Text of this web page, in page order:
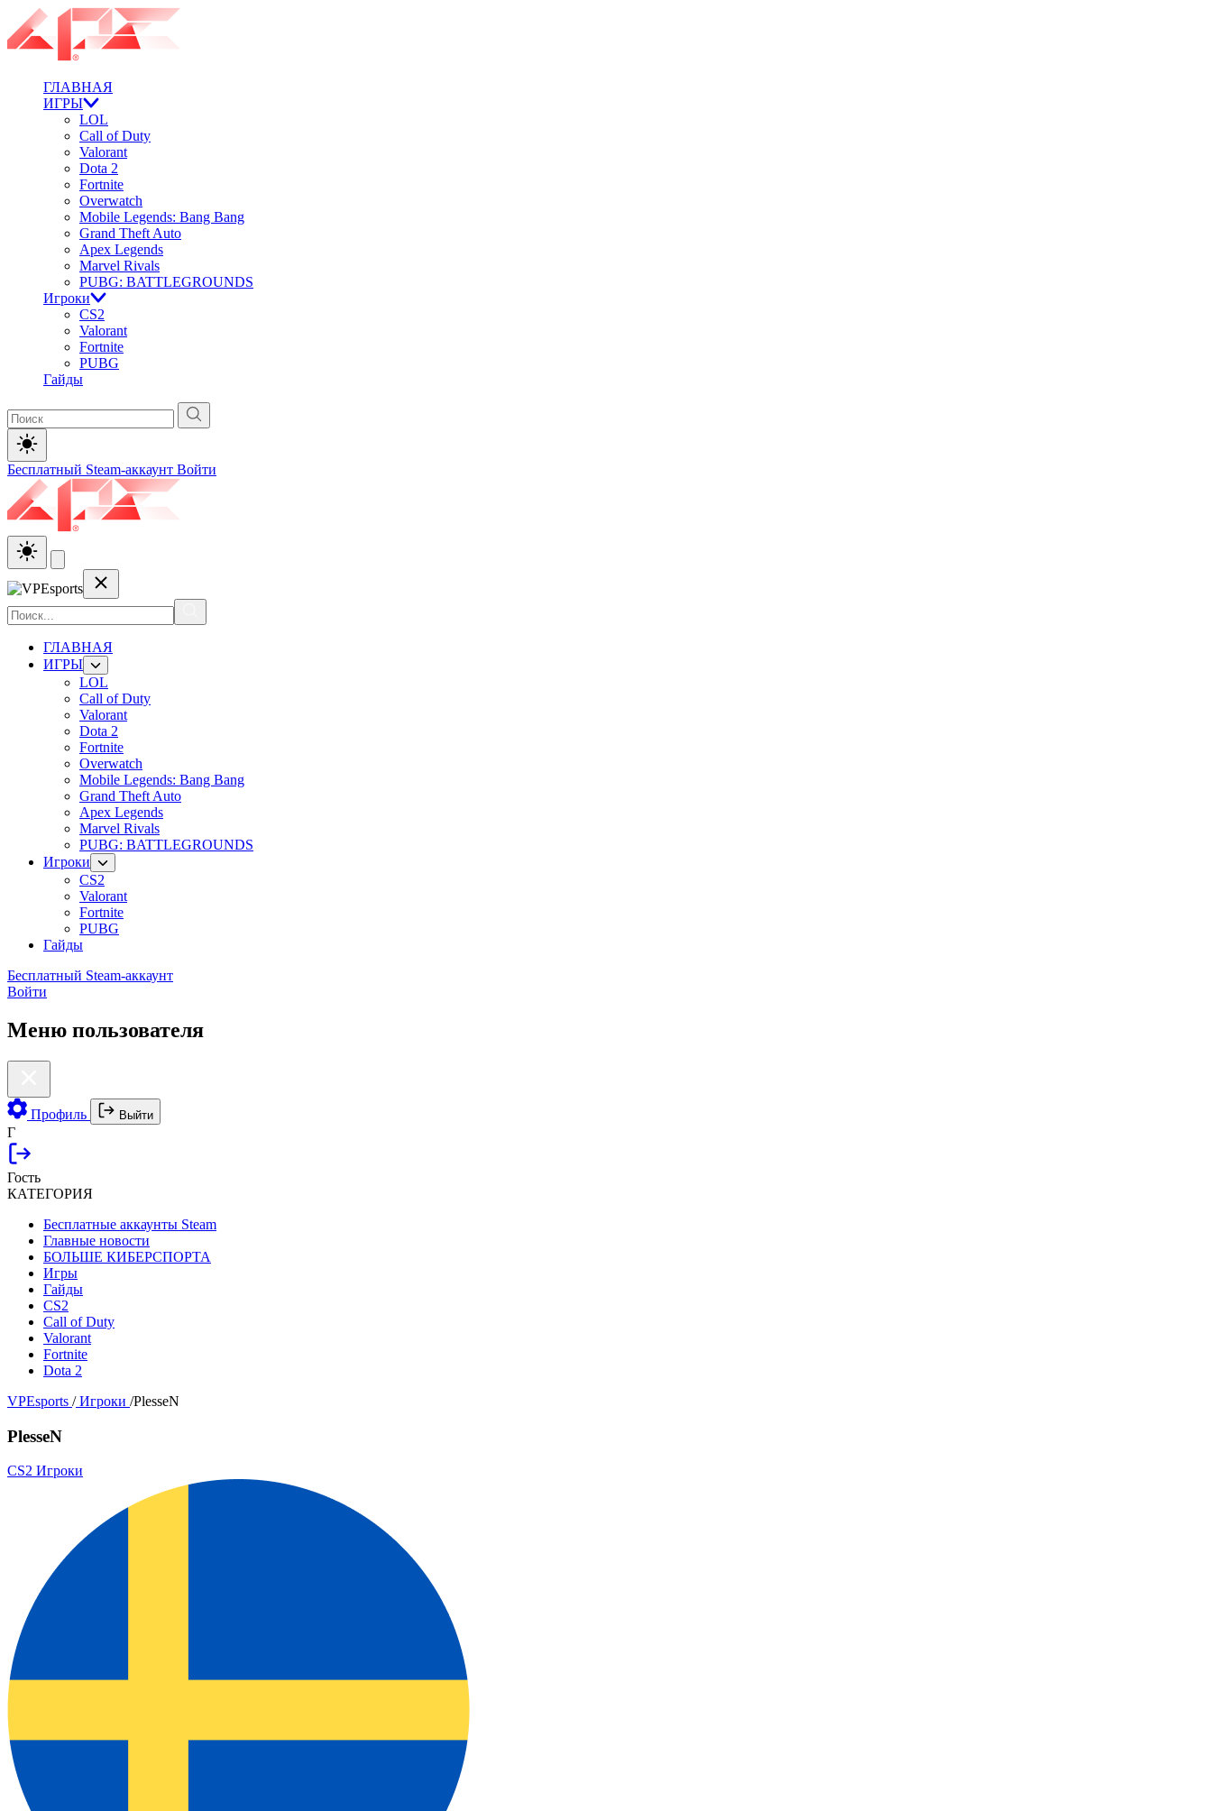
ГЛАВНАЯ
ИГРЫ
LOL
Call of Duty
Valorant
Dota 2
Fortnite
Overwatch
Mobile Legends: Bang Bang
Grand Theft Auto
Apex Legends
Marvel Rivals
PUBG: BATTLEGROUNDS
Игроки
CS2
Valorant
Fortnite
PUBG
Гайды
Бесплатный Steam-аккаунт Войти
ГЛАВНАЯ
ИГРЫ
LOL
Call of Duty
Valorant
Dota 2
Fortnite
Overwatch
Mobile Legends: Bang Bang
Grand Theft Auto
Apex Legends
Marvel Rivals
PUBG: BATTLEGROUNDS
Игроки
CS2
Valorant
Fortnite
PUBG
Гайды
Бесплатный Steam-аккаунт
Войти
Меню пользователя
Профиль Выйти
Г
Гость
КАТЕГОРИЯ
Бесплатные аккаунты Steam
Главные новости
БОЛЬШЕ КИБЕРСПОРТА
Игры
Гайды
CS2
Call of Duty
Valorant
Fortnite
Dota 2
VPEsports / Игроки /PlesseN
PlesseN
CS2 Игроки